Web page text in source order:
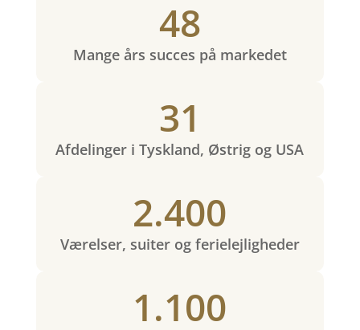
48
Mange års succes på markedet
31
Afdelinger i Tyskland, Østrig og USA
2.400
Værelser, suiter og ferielejligheder
1.100